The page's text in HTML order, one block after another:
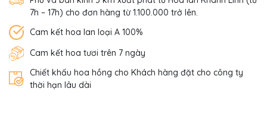
7h – 17h) cho đơn hàng từ 1.100.000 trở lên.
Cam kết hoa lan loại A 100%
Cam kết hoa tươi trên 7 ngày
Chiết khấu hoa hồng cho Khách hàng đặt cho công ty
thời hạn lâu dài